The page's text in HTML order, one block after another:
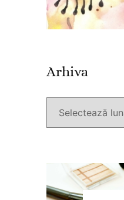
Arhiva